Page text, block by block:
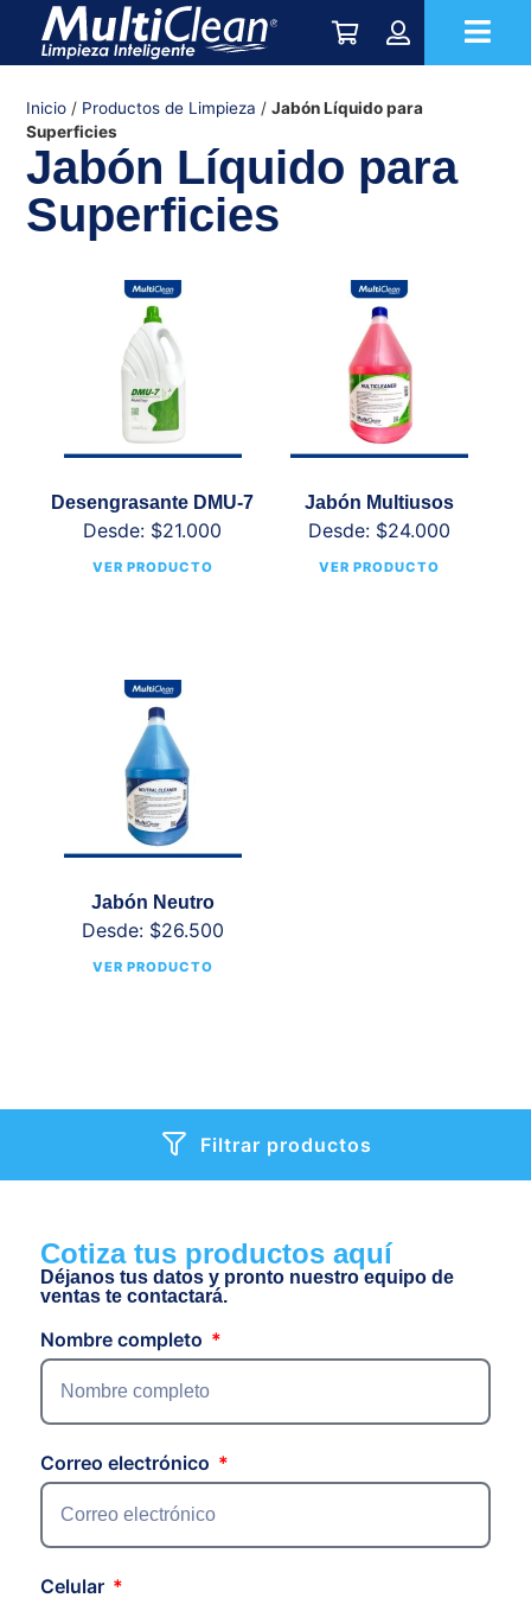
Inicio / Productos de Limpieza /Jabón Líquido para
Superficies
Jabón Líquido para
Superficies
Desengrasante DMU-7
Desde: $21.000
VER PRODUCTO
Jabón Multiusos
Desde: $24.000
VER PRODUCTO
Jabón Neutro
Desde: $26.500
VER PRODUCTO
Filtrar productos
Cotiza tus productos aquí
Déjanos tus datos y pronto nuestro equipo de
ventas te contactará.
Nombre completo
Correo electrónico
Celular